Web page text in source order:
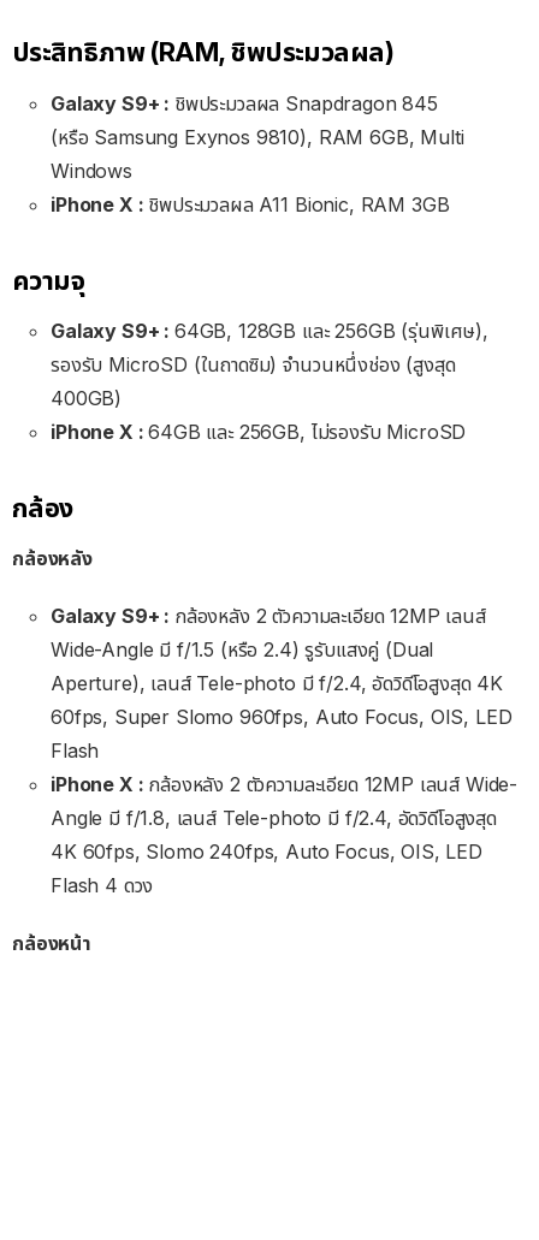
ประสิทธิภาพ (RAM, ชิพประมวลผล)
Galaxy S9+ : ชิพประมวลผล Snapdragon 845
(หรือ Samsung Exynos 9810), RAM 6GB, Multi
Windows
iPhone X : ชิพประมวลผล A11 Bionic, RAM 3GB
ความจุ
Galaxy S9+ : 64GB, 128GB และ 256GB (รุ่นพิเศษ),
รองรับ MicroSD (ในถาดซิม) จำนวนหนึ่งช่อง (สูงสุด
400GB)
iPhone X :64GB และ 256GB, ไม่รองรับ MicroSD
กล้อง
กล้องหลัง
Galaxy S9+ : กล้องหลัง 2 ตัวความละเอียด 12MP เลนส์
Wide-Angle มี f/1.5 (หรือ 2.4) รูรับแสงคู่ (Dual
Aperture), เลนส์ Tele-photo มี f/2.4, อัดวิดีโอสูงสุด 4K
60fps, Super Slomo 960fps, Auto Focus, OIS, LED
Flash
iPhone X : กล้องหลัง 2 ตัวความละเอียด 12MP เลนส์ Wide-
Angle มี f/1.8, เลนส์ Tele-photo มี f/2.4, อัดวิดีโอสูงสุด
4K 60fps, Slomo 240fps, Auto Focus, OIS, LED
Flash 4 ดวง
กล้องหน้า